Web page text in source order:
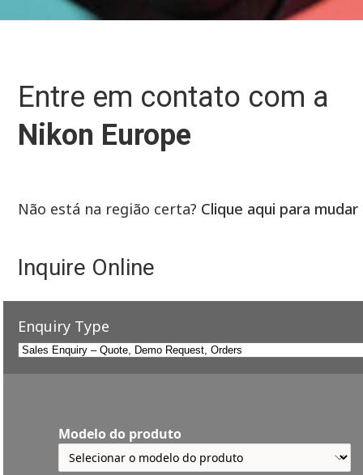
Entre em contato com a
Nikon Europe
Não está na região certa? Clique aqui para mudar
Inquire Online
Enquiry Type
Modelo do produto